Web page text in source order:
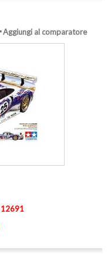
Aggiungi al comparatore
12691